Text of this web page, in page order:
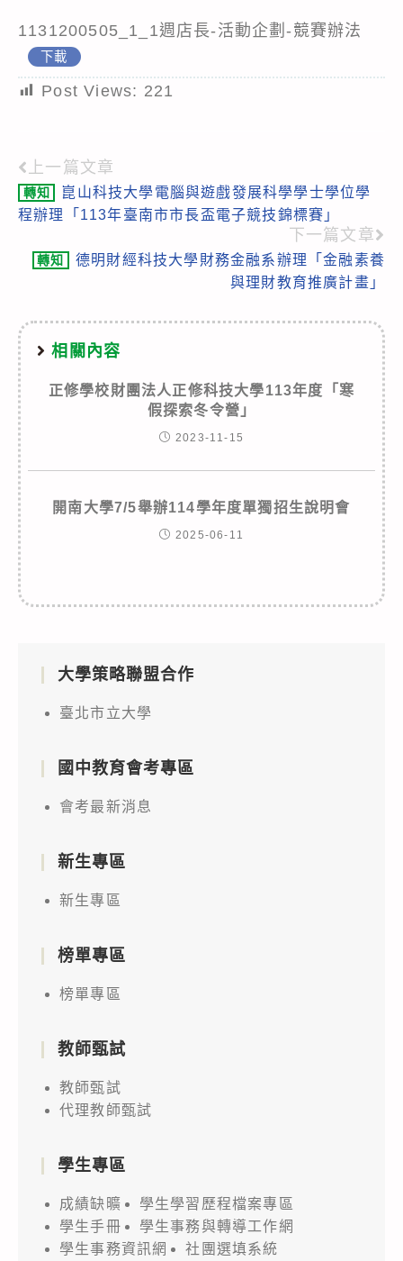
1131200505_1_1週店長-活動企劃-競賽辦法
下載
Post Views: 221
Read
more
上一篇文章
轉知
崑山科技大學電腦與遊戲發展科學學士學位學
程辦理「113年臺南市市長盃電子競技錦標賽」
下一篇文章
轉知
德明財經科技大學財務金融系辦理「金融素養
與理財教育推廣計畫」
相關內容
正修學校財團法人正修科技大學113年度「寒
假探索冬令營」
2023-11-15
開南大學7/5舉辦114學年度單獨招生說明會
2025-06-11
大學策略聯盟合作
臺北市立大學
國中教育會考專區
會考最新消息
新生專區
新生專區
榜單專區
榜單專區
教師甄試
教師甄試
代理教師甄試
學生專區
成績缺曠
學生學習歷程檔案專區
學生手冊
學生事務與轉導工作網
學生事務資訊網
社團選填系統